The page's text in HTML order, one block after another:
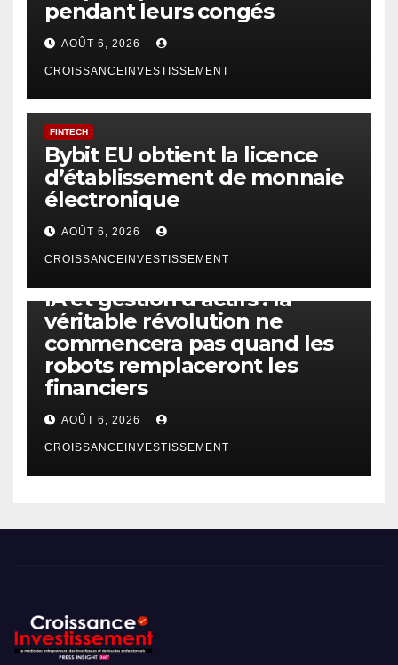
pendant leurs congés
AOÛT 6, 2026
CROISSANCEINVESTISSEMENT
FINTECH
Bybit EU obtient la licence
d’établissement de monnaie
électronique
AOÛT 6, 2026
CROISSANCEINVESTISSEMENT
IA et gestion d’actifs : la
véritable révolution ne
commencera pas quand les
robots remplaceront les
financiers
AOÛT 6, 2026
CROISSANCEINVESTISSEMENT